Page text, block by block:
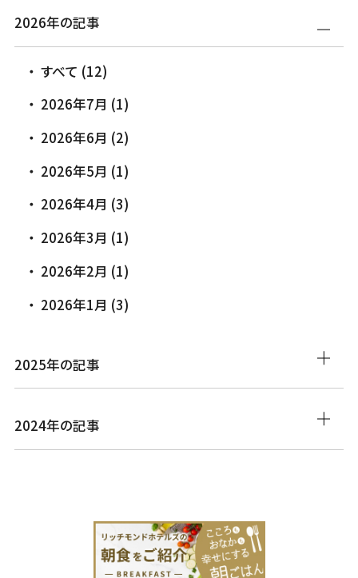
2026年の記事
すべて (12)
2026年7月 (1)
2026年6月 (2)
2026年5月 (1)
2026年4月 (3)
2026年3月 (1)
2026年2月 (1)
2026年1月 (3)
2025年の記事
2024年の記事